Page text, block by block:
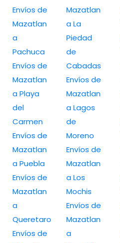
Envíos de
Mazatlan
a
Pachuca
Envíos de
Mazatlan
a Playa
del
Carmen
Envíos de
Mazatlan
a Puebla
Envíos de
Mazatlan
a
Queretaro
Envíos de
Mazatlan
a La
Piedad
de
Cabadas
Envíos de
Mazatlan
a Lagos
de
Moreno
Envíos de
Mazatlan
a Los
Mochis
Envíos de
Mazatlan
a